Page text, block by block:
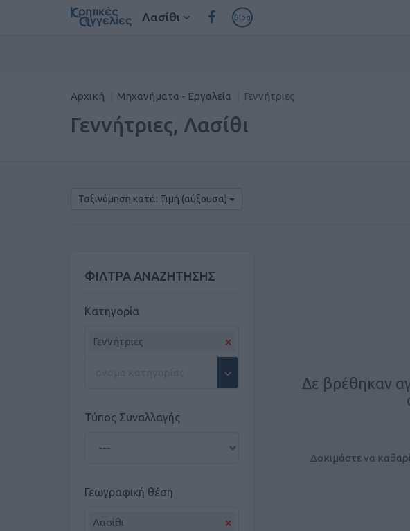
Λασίθι Blog
Αρχική Μηχανήματα - Εργαλεία Γεννήτριες
Γεννήτριες, Λασίθι
Ταξινόμηση κατά: Τιμή (αύξουσα)
ΦΙΛΤΡΑ ΑΝΑΖΗΤΗΣΗΣ
Κατηγορία
Γεννήτριες ×
Τύπος Συναλλαγής
Γεωγραφική θέση
Λασίθι ×
Δε βρέθηκαν
Δοκιμάστε να